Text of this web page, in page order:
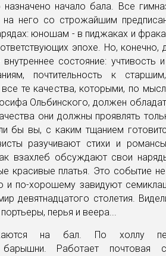
начало бала. Все
на него со строжайшим
юношам - в пиджаках и
эпохе. Но, конечно,
состояние: учтивость
почтительность к
те качества, которыми, по
Ольбинского, должен
они должны проявлять
бы вы, с каким тщанием
разучивают стихи и
взахлеб обсуждают свои
красивые платья. Это событие не
и по-хорошему завидуют
девятнадцатого столетия.
перья и веера...
на бал. По холлу
барышни. Работает почтовая